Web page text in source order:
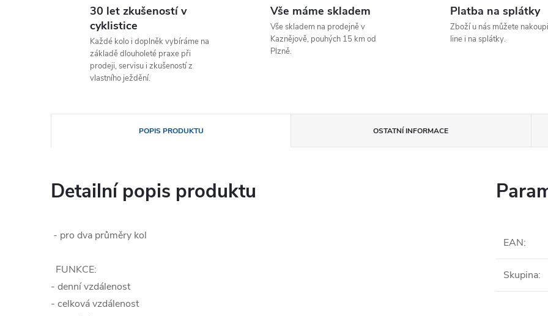
30 let zkušeností v
cyklistice
Každé kolo i doplněk vybíráme na
základě dlouholeté praxe při
prodeji, servisu i zkušeností z
vlastního ježdění.
Vše máme skladem
Vše skladem na prodejně v
Kaznějově, pouhých 15 km od
Plzně.
Platba na splátky
Zboží u nás můžete
line i na splátky.
POPIS PRODUKTU OSTATNÍ INFORMACE
Detailní popis produktu
- pro dva průměry kol
FUNKCE:
- denní vzdálenost
- celková vzdálenost
EAN:
Skupina: